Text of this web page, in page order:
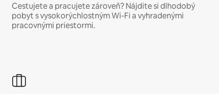
Cestujete a pracujete zároveň? Nájdite si dlhodobý
pobyt s vysokorýchlostným Wi-Fi a vyhradenými
pracovnými priestormi.